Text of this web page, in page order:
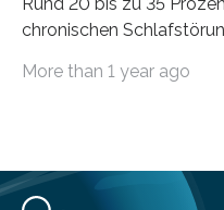
chronischen
Erwachsene kennt
Forscher:innen konnten
More than 1 year ago